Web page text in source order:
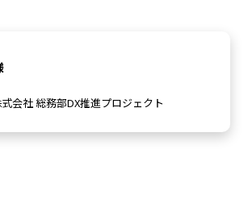
会社 総務部DX推進プロジェクト